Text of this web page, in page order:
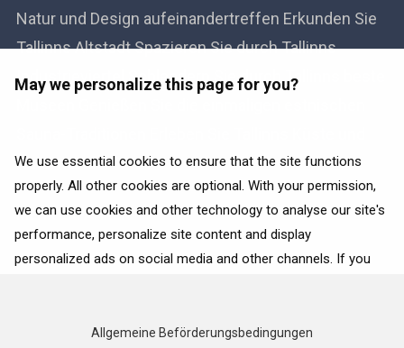
May we personalize this page for you?
We use essential cookies to ensure that the site functions
properly. All other cookies are optional. With your permission,
we can use cookies and other technology to analyse our site's
performance, personalize site content and display
personalized ads on social media and other channels. If you
interactions with the site, click on “Adjust selection”. To reject
Natur und Design aufeinandertreffen Erkunden Sie
Tallinns Altstadt Spazieren Sie durch Tallinns
Industrieviertel Schlendern Sie durch Tallinns beste
Naturwunder
MEHR ERFAHREN
Allgemeine Beförderungsbedingungen